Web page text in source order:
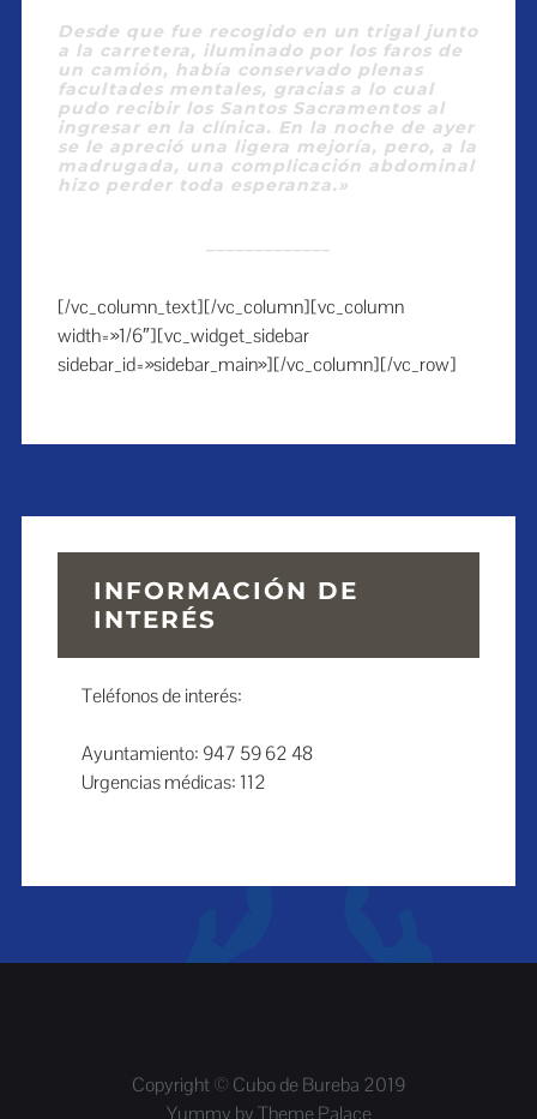
Desde que fue recogido en un trigal junto
a la carretera, iluminado por los faros de
un camión, había conservado plenas
facultades mentales, gracias a lo cual
pudo recibir los Santos Sacramentos al
ingresar en la clínica. En la noche de ayer
se le apreció una ligera mejoría, pero, a la
madrugada, una complicación abdominal
hizo perder toda esperanza.»
[/vc_column_text][/vc_column][vc_column
width=»1/6″][vc_widget_sidebar
sidebar_id=»sidebar_main»][/vc_column][/vc_row]
INFORMACIÓN DE
INTERÉS
Teléfonos de interés:
Ayuntamiento: 947 59 62 48
Urgencias médicas: 112
Copyright © Cubo de Bureba 2019
Yummy byTheme Palace